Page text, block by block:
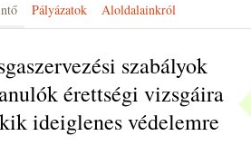
Pályázatok Aloldalainkról
szabályok
érettségi vizsgáira
ideiglenes védelemre